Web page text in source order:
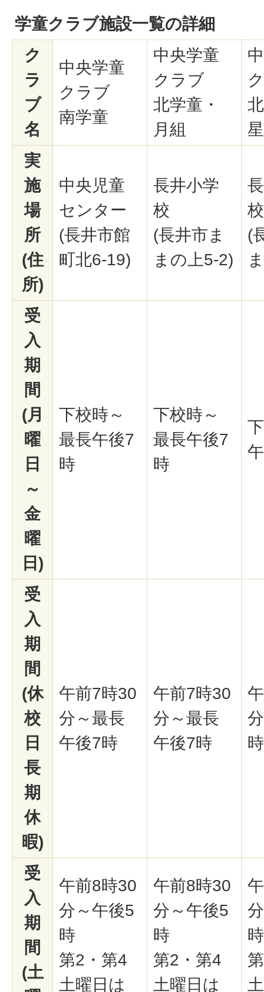
学童クラブ施設一覧の詳細
ク
ラ
ブ
名
中央学童
クラブ
南学童
中央学童
クラブ
北学童・
月組
実
施
場
所
(住
所)
中央児童
センター
(長井市館
町北6-19)
長井小学
校
(長井市ま
まの上5-2)
校
(
受
入
期
間
(月
曜
日
～
金
曜
日)
下校時～
最長午後7
時
下校時～
最長午後7
時
受
入
期
間
(休
校
日
長
期
休
暇)
午前7時30
分～最長
午後7時
午前7時30
分～最長
午後7時
時
受
入
期
間
(土
午前8時30
分～午後5
時
第2・第4
土曜日は
午前8時30
分～午後5
時
第2・第4
土曜日は
時